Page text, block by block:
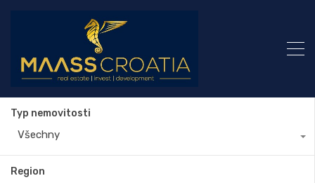
Typ nemovitosti
Všechny
Region